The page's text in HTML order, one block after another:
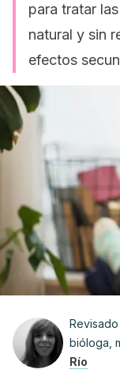
para tratar
natural y sin
efectos
bióloga,
Río